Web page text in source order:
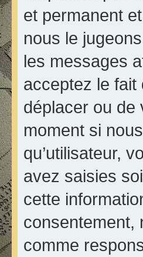
et permanent
nous le
les messages
acceptez le fait
déplacer ou de
moment si
qu’utilisateur,
avez saisies
cette
consentement,
comme